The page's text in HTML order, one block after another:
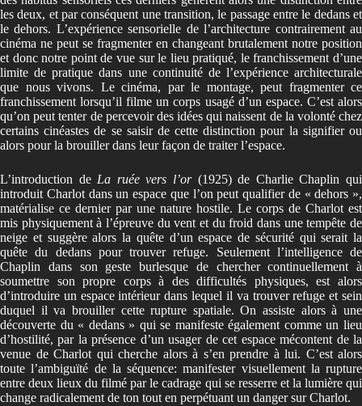
les deux, et par conséquent une transition, le passage entre le dedans et
le dehors. L’expérience sensorielle de l’architecture contrairement au
cinéma ne peut se fragmenter en changeant brutalement notre position
et donc notre point de vue sur le lieu pratiqué, le franchissement d’une
limite de pratique dans une continuité de l’expérience architecturale
que nous vivons. Le cinéma, par le montage, peut fragmenter ce
franchissement lorsqu’il filme un corps usagé d’un espace. C’est alors
qu’on peut tenter de percevoir des idées qui naissent de la volonté chez
certains cinéastes de se saisir de cette distinction pour la signifier ou
alors pour la brouiller dans leur façon de traiter l’espace.
L’introduction de La ruée vers l’or(1925) de Charlie Chaplin qui
introduit Charlot dans un espace que l’on peut qualifier de « dehors »,
matérialise ce dernier par une nature hostile. Le corps de Charlot est
mis physiquement à l’épreuve du vent et du froid dans une tempête de
neige et suggère alors la quête d’un espace de sécurité qui serait la
quête du dedans pour trouver refuge. Seulement l’intelligence de
Chaplin dans son geste burlesque de chercher continuellement à
soumettre son propre corps à des difficultés physiques, est alors
d’introduire un espace intérieur dans lequel il va trouver refuge et sein
duquel il va brouiller cette rupture spatiale. On assiste alors à une
découverte du « dedans » qui se manifeste également comme un lieu
d’hostilité, par la présence d’un usager de cet espace mécontent de la
venue de Charlot qui cherche alors à s’en prendre à lui. C’est alors
toute l’ambiguïté de la séquence: manifester visuellement la rupture
entre deux lieux du filmé par le cadrage qui se resserre et la lumière qui
change radicalement de ton tout en perpétuant un danger sur Charlot.